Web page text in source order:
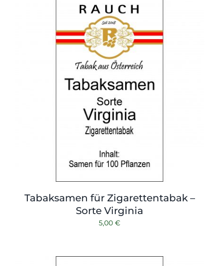
Tabaksamen für Zigarettentabak –
Sorte Virginia
5,00 €